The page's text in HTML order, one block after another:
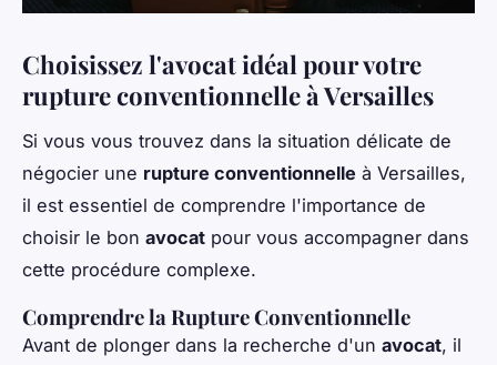
Choisissez l'avocat idéal pour votre
rupture conventionnelle à Versailles
Si vous vous trouvez dans la situation délicate de
négocier une rupture conventionnelle à Versailles,
il est essentiel de comprendre l'importance de
choisir le bon avocat pour vous accompagner dans
cette procédure complexe.
Comprendre la Rupture Conventionnelle
Avant de plonger dans la recherche d'un avocat, il